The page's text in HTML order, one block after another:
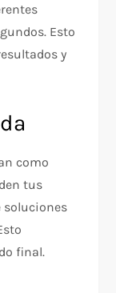
Esto
y
como
tus
soluciones
final.